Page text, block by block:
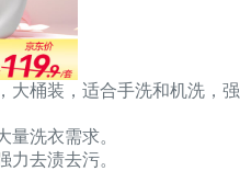
大桶装，适合手洗和机洗，强
量洗衣需求。
力去渍去污。